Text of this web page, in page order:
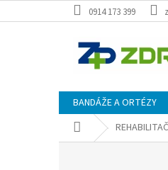
na
0914 173 399
BANDÁŽE A ORTÉZY
Domov